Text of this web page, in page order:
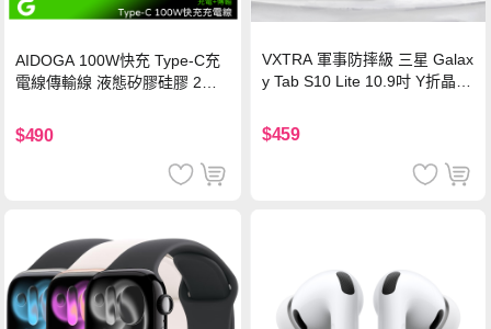
AIDOGA 100W快充 Type-C充
電線傳輸線 液態矽膠硅膠 2M
$490
VXTRA 軍事防摔級 三星 Galax
y Tab S10 Lite 10.9吋 Y折晶透
$459